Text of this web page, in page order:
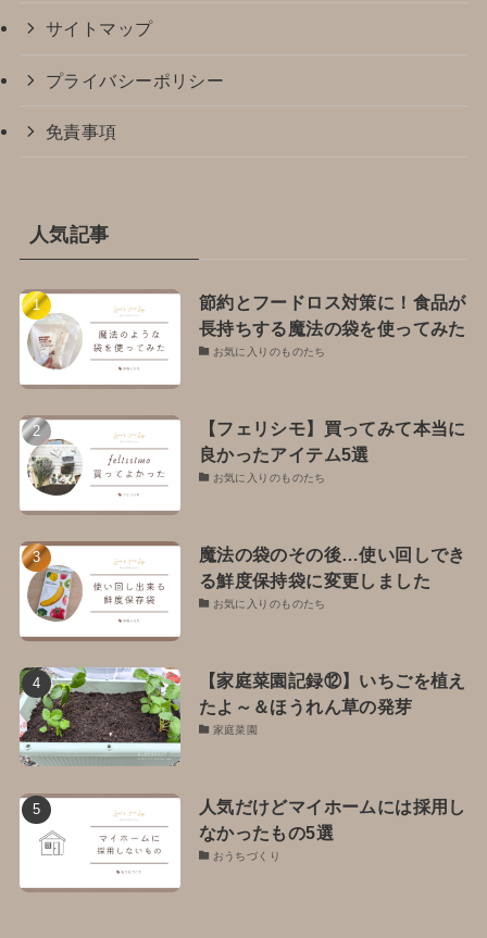
サイトマップ
プライバシーポリシー
免責事項
人気記事
節約とフードロス対策に！食品が
長持ちする魔法の袋を使ってみた
お気に入りのものたち
【フェリシモ】買ってみて本当に
良かったアイテム5選
お気に入りのものたち
魔法の袋のその後…使い回しでき
る鮮度保持袋に変更しました
お気に入りのものたち
【家庭菜園記録⑫】いちごを植え
たよ～＆ほうれん草の発芽
家庭菜園
人気だけどマイホームには採用し
なかったもの5選
おうちづくり